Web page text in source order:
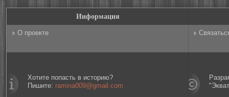
Информация
О проекте
Хотите попасть в историю?
Пишите: ramina009@gmail.com